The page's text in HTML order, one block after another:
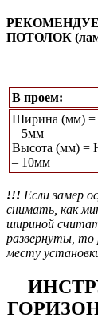
ПОТОЛОК
В проем:
Ширина (мм) =
– 5мм
Высота (мм) =
– 10мм
!!! Если замер
снимать, как
шириной
развернуты, то
месту